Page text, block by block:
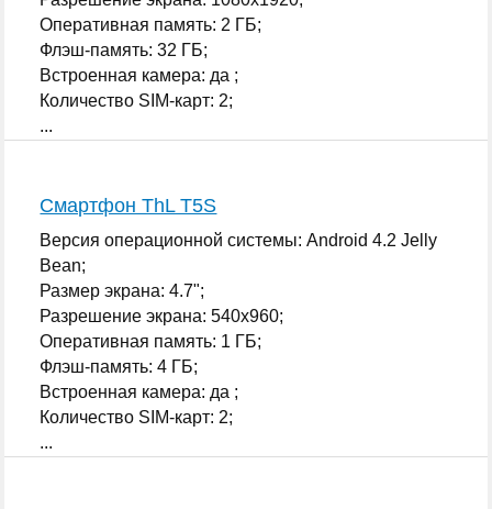
Оперативная память: 2 ГБ;
Флэш-память: 32 ГБ;
Встроенная камера: да ;
Количество SIM-карт: 2;
...
Смартфон ThL T5S
Версия операционной системы: Android 4.2 Jelly
Bean;
Размер экрана: 4.7";
Разрешение экрана: 540x960;
Оперативная память: 1 ГБ;
Флэш-память: 4 ГБ;
Встроенная камера: да ;
Количество SIM-карт: 2;
...